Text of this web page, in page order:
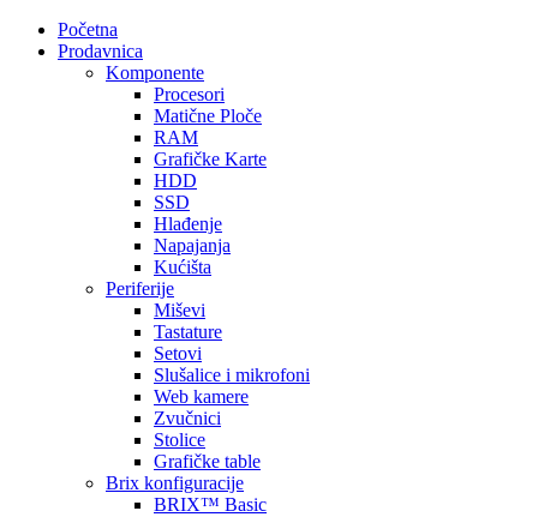
Početna
Prodavnica
Komponente
Procesori
Matične Ploče
RAM
Grafičke Karte
HDD
SSD
Hlađenje
Napajanja
Kućišta
Periferije
Miševi
Tastature
Setovi
Slušalice i mikrofoni
Web kamere
Zvučnici
Stolice
Grafičke table
Brix konfiguracije
BRIX™ Basic